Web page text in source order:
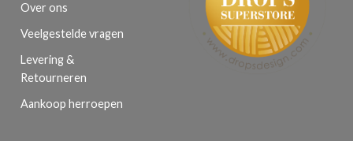
Over ons
Veelgestelde vragen
Levering &
Retourneren
Aankoop herroepen